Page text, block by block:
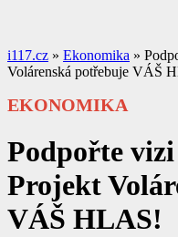
i117.cz » Ekonomika »
Volárenská potřebuje VÁŠ
EKONOMIKA
Podpořte
Projekt
VÁŠ HLAS!